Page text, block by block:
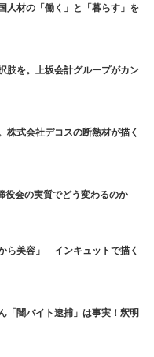
人材の「働く」と「暮らす」を
肢を。上坂会計グループがカン
株式会社デコスの断熱材が描く
役会の実質でどう変わるのか
ら美容」 インキュットで描く
「闇バイト逮捕」は事実！釈明